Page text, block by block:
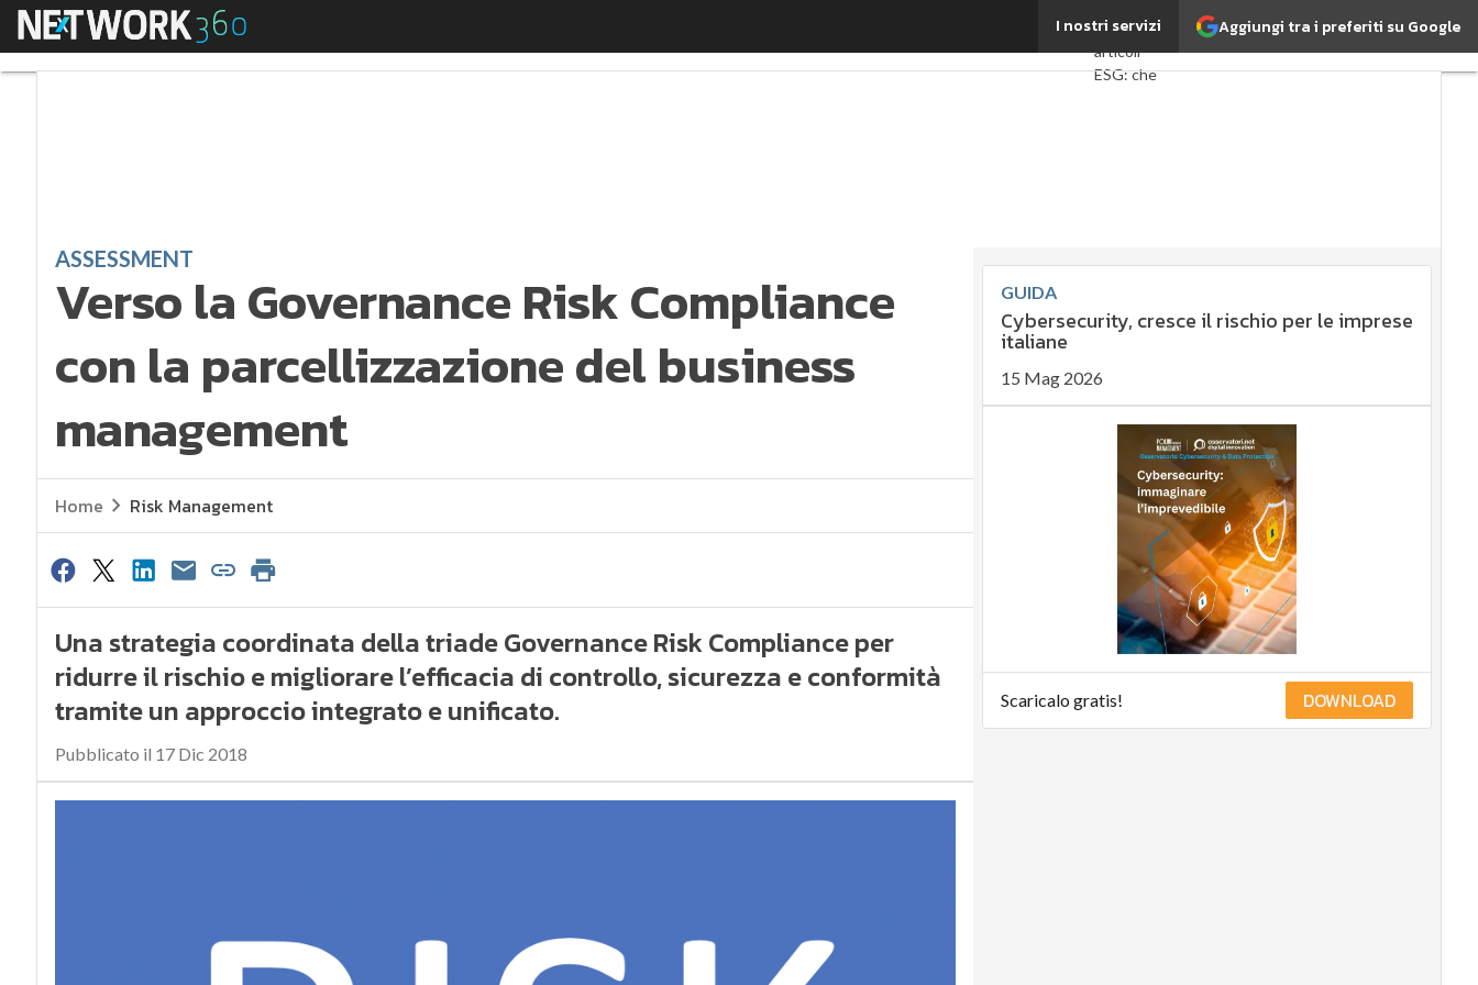
Aggiungi tra i preferiti su Google
I nostri servizi
Menu Verso la Governance Risk Compliance con la parcellizzazione del business managementUltimi
articoli
ESG: che
Ambiente
Economia
sostenibile
Sustainability
management
Energy
Management
Normative
Compliance
Corporate
governance
Digital for
ESG
ASSESSMENT
Verso la Governance Risk Compliance
con la parcellizzazione del business
management
Home Risk Management
Una strategia coordinata della triade Governance Risk Compliance per
ridurre il rischio e migliorare l’efficacia di controllo, sicurezza e conformità
tramite un approccio integrato e unificato.
Pubblicato il 17 Dic 2018
GUIDA
Cybersecurity, cresce il rischio per le imprese
italiane
15 Mag 2026
Scaricalo gratis! DOWNLOAD